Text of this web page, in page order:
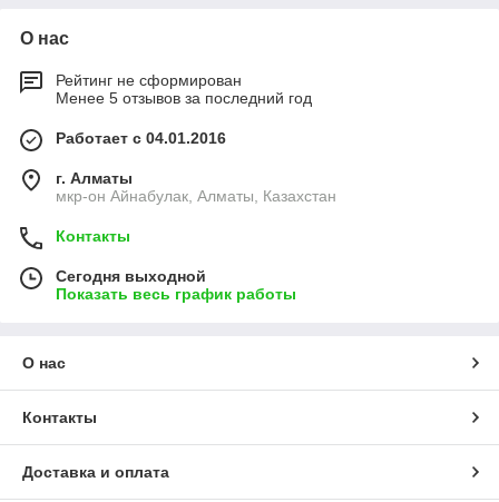
О нас
Рейтинг не сформирован
Менее 5 отзывов за последний год
Работает с 04.01.2016
г. Алматы
мкр-он Айнабулак, Алматы, Казахстан
Контакты
Сегодня выходной
Показать весь график работы
О нас
Контакты
Доставка и оплата